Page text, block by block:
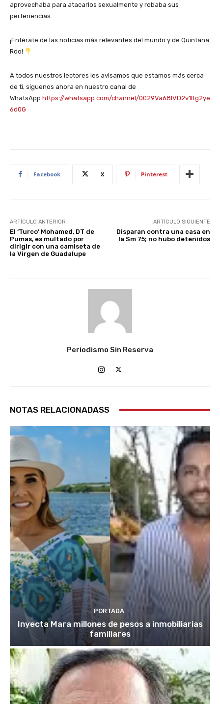
aprovechaba para atacarlos sexualmente y robaba sus
pertenencias.
¡Entérate de las noticias más relevantes del mundo y de Quintana
Roo!
A todos nuestros lectores les avisamos que estamos más cerca
de ti, síguenos ahora en nuestro canal de
WhatsApp https://whatsapp.com/channel/0029Va68IVD2v1Itg2ye
6d0G
Facebook X Pinterest
ARTÍCULO ANTERIOR
El ‘Turco’ Mohamed, DT de
Pumas, es multado por
dirigir con una camiseta de
la Virgen de Guadalupe
ARTÍCULO SIGUIENTE
Disparan contra una casa en
la Sm 75; no hubo detenidos
Periodismo Sin Reserva
NOTAS RELACIONADASS
PORTADA
Inyecta Mara millones de pesos a inmobiliarias
familiares